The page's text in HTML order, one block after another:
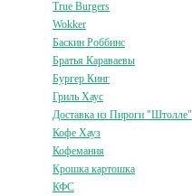
True Burgers
Wokker
Баскин Роббинс
Братья Караваевы
Бургер Кинг
Гриль Хаус
Доставка из Пироги "Штолле"
Кофе Хауз
Кофемания
Крошка картошка
КФС